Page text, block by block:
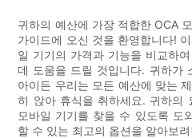
귀하의 예산에 가장 적합한 OCA
가이드에 오신 것을 환영합니다!
일 기기의 가격과 기능을 비교하
데 도움을 드릴 것입니다. 귀하가
아이든 우리는 모든 예산에 맞는
히 앉아 휴식을 취하세요. 귀하의
모바일 기기를 찾을 수 있도록 도
할 수 있는 최고의 옵션을 알아보